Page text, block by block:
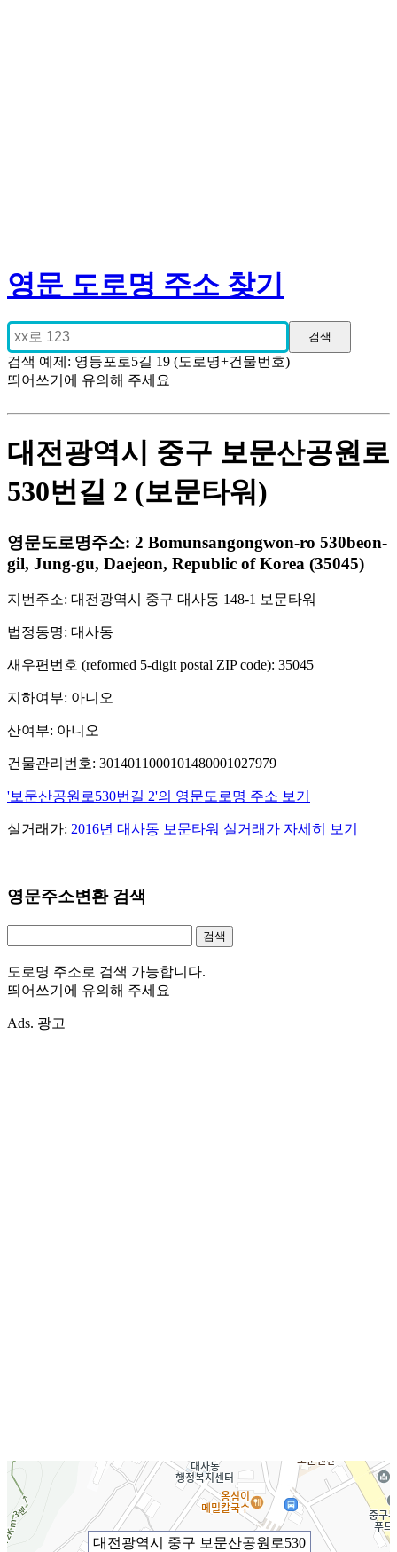
영문 도로명 주소 찾기
검색 예제: 영등포로5길 19 (도로명+건물번호)
띄어쓰기에 유의해 주세요
대전광역시 중구 보문산공원로
530번길 2 (보문타워)
영문도로명주소: 2 Bomunsangongwon-ro 530beon-
gil, Jung-gu, Daejeon, Republic of Korea (35045)
지번주소: 대전광역시 중구 대사동 148-1 보문타워
법정동명: 대사동
새우편번호 (reformed 5-digit postal ZIP code): 35045
지하여부: 아니오
산여부: 아니오
건물관리번호: 3014011000101480001027979
'보문산공원로530번길 2'의 영문도로명 주소 보기
실거래가: 2016년 대사동 보문타워 실거래가 자세히 보기
영문주소변환 검색
도로명 주소로 검색 가능합니다.
띄어쓰기에 유의해 주세요
Ads. 광고
대전광역시 중구 보문산공원로530